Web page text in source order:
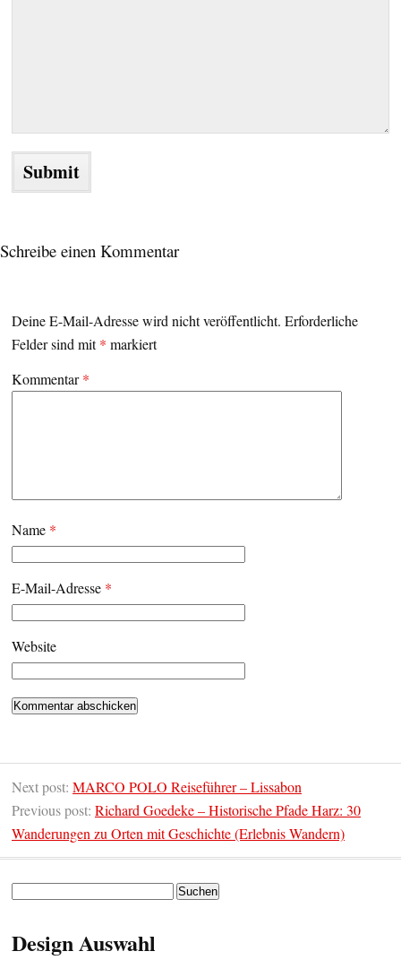
Schreibe einen Kommentar
Deine E-Mail-Adresse wird nicht veröffentlicht. Erforderliche
Felder sind mit* markiert
Kommentar*
Name *
E-Mail-Adresse *
Website
Next post: MARCO POLO Reiseführer – Lissabon
Previous post: Richard Goedeke – Historische Pfade Harz: 30
Wanderungen zu Orten mit Geschichte (Erlebnis Wandern)
Design Auswahl